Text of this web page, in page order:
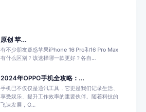
原创 苹...
有不少朋友疑惑苹果iPhone 16 Pro和16 Pro Max
有什么区别？该选择哪一款更好？各自...
2024年OPPO手机全攻略：...
手机已不仅仅是通讯工具，它更是我们记录生活、
享受娱乐、提升工作效率的重要伙伴。随着科技的
飞速发展，O...